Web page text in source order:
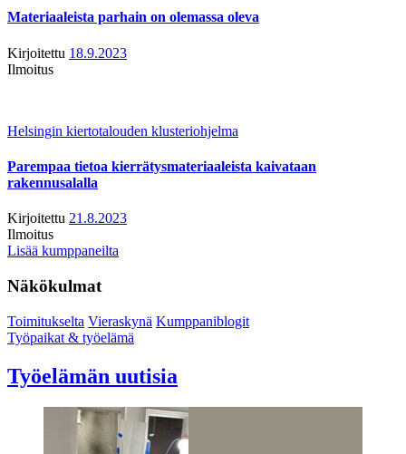
Materiaaleista parhain on olemassa oleva
Kirjoitettu 18.9.2023
Ilmoitus
Helsingin kiertotalouden klusteriohjelma
Parempaa tietoa kierrätysmateriaaleista kaivataan
rakennusalalla
Kirjoitettu 21.8.2023
Ilmoitus
Lisää kumppaneilta
Näkökulmat
Toimitukselta Vieraskynä Kumppaniblogit
Työpaikat & työelämä
Työelämän uutisia